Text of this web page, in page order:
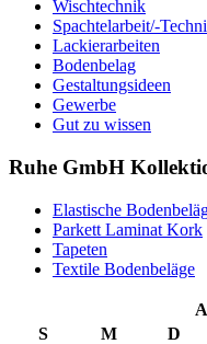
Wischtechnik
Spachtelarbeit/-
Lackierarbeiten
Bodenbelag
Gestaltungsideen
Gewerbe
Gut zu wissen
Ruhe GmbH
Elastische
Parkett Laminat Kork
Tapeten
Textile Bodenbeläge
S
M D